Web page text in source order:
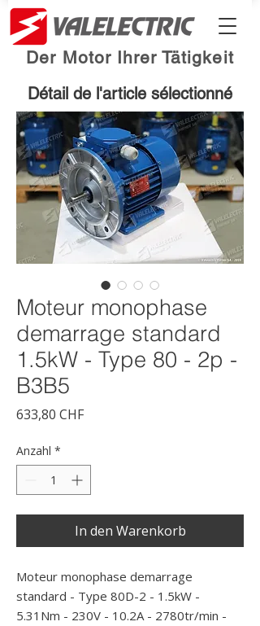
Der Motor Ihrer Tätigkeit
Détail de l'article sélectionné
Moteur monophase
demarrage standard
1.5kW - Type 80 - 2p -
B3B5
633,80 CHFPreis
Anzahl *
In den Warenkorb
Moteur monophase demarrage
standard - Type 80D-2 - 1.5kW -
5.31Nm - 230V - 10.2A - 2780tr/min -